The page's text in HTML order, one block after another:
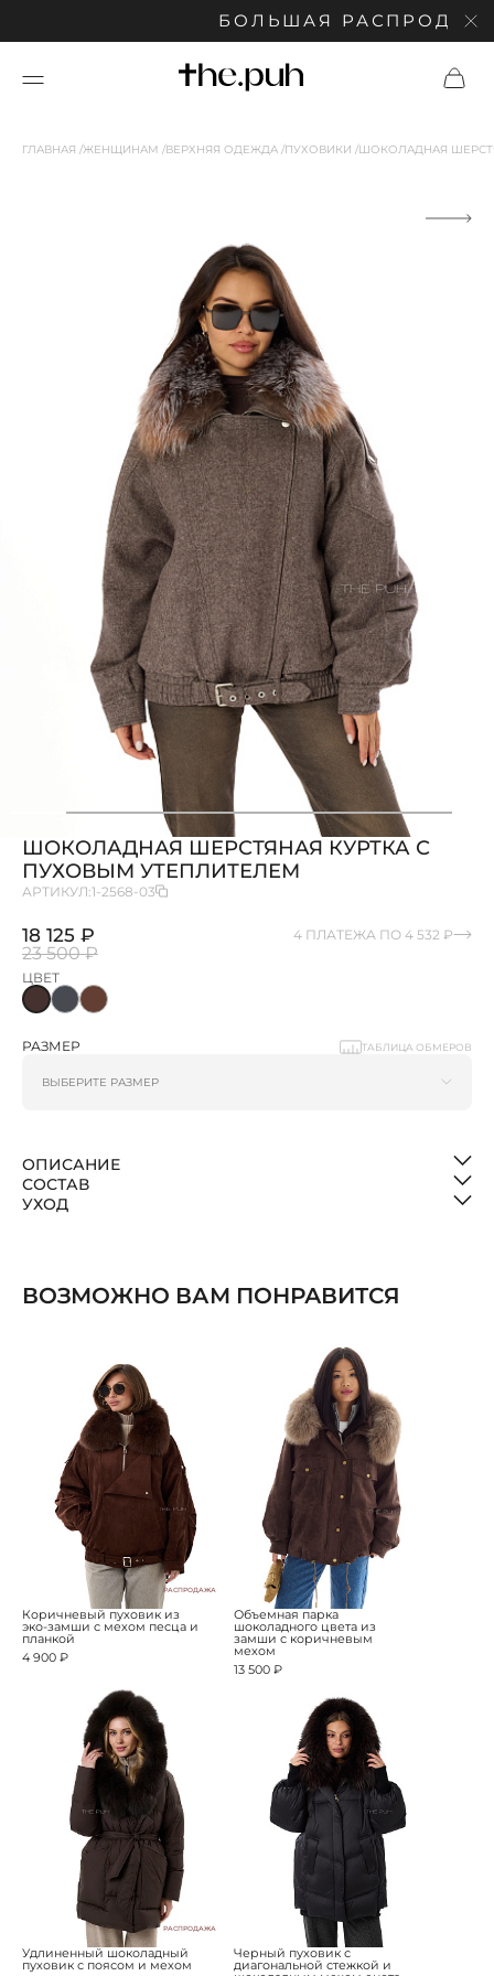
БОЛЬШАЯ РАСПРОДАЖА:
ГЛАВНАЯ ЖЕНЩИНАМ ВЕРХНЯЯ ОДЕЖДА ПУХОВИКИ ШОКОЛАДНАЯ
ШОКОЛАДНАЯ ШЕРСТЯНАЯ КУРТКА С
ПУХОВЫМ УТЕПЛИТЕЛЕМ
АРТИКУЛ:1-2568-03
18 125 ₽
23 500 ₽
4 ПЛАТЕЖА ПО 4 532 ₽
ЦВЕТ
РАЗМЕР ТАБЛИЦА ОБМЕРОВ
ОПИСАНИЕ
СОСТАВ
УХОД
ВОЗМОЖНО ВАМ ПОНРАВИТСЯ
РАСПРОДАЖА
Коричневый пуховик из
эко-замши с мехом песца и
планкой
4 900 ₽
Объемная парка
шоколадного цвета из
замши с коричневым
мехом
13 500 ₽
РАСПРОДАЖА
Удлиненный шоколадный
пуховик с поясом и мехом
Черный пуховик с
диагональной стежкой и